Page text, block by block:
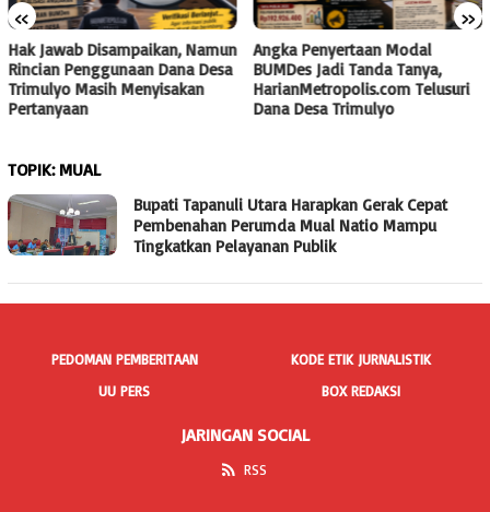
« »
Hak Jawab Disampaikan, Namun
Rincian Penggunaan Dana Desa
Trimulyo Masih Menyisakan
Pertanyaan
Angka Penyertaan Modal
BUMDes Jadi Tanda Tanya,
HarianMetropolis.com Telusuri
Dana Desa Trimulyo
TOPIK: MUAL
Bupati Tapanuli Utara Harapkan Gerak Cepat
Pembenahan Perumda Mual Natio Mampu
Tingkatkan Pelayanan Publik
PEDOMAN PEMBERITAAN
KODE ETIK JURNALISTIK
UU PERS
BOX REDAKSI
JARINGAN SOCIAL
RSS